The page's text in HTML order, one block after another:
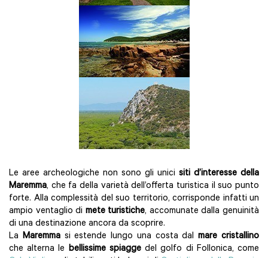
Le aree archeologiche non sono gli unici siti d’interesse della
Maremma, che fa della varietà dell’offerta turistica il suo punto
forte. Alla complessità del suo territorio, corrisponde infatti un
ampio ventaglio di mete turistiche, accomunate dalla genuinità
di una destinazione ancora da scoprire.
La Maremmasi estende lungo una costa dal mare cristallino
che alterna le bellissime spiaggedel golfo di Follonica, come